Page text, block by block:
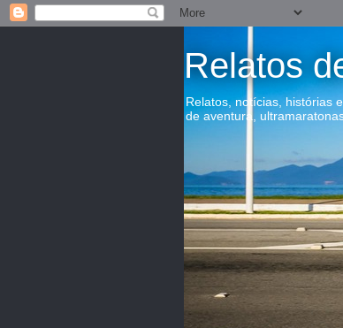
Relatos
Relatos, notícias, histórias
de aventura,